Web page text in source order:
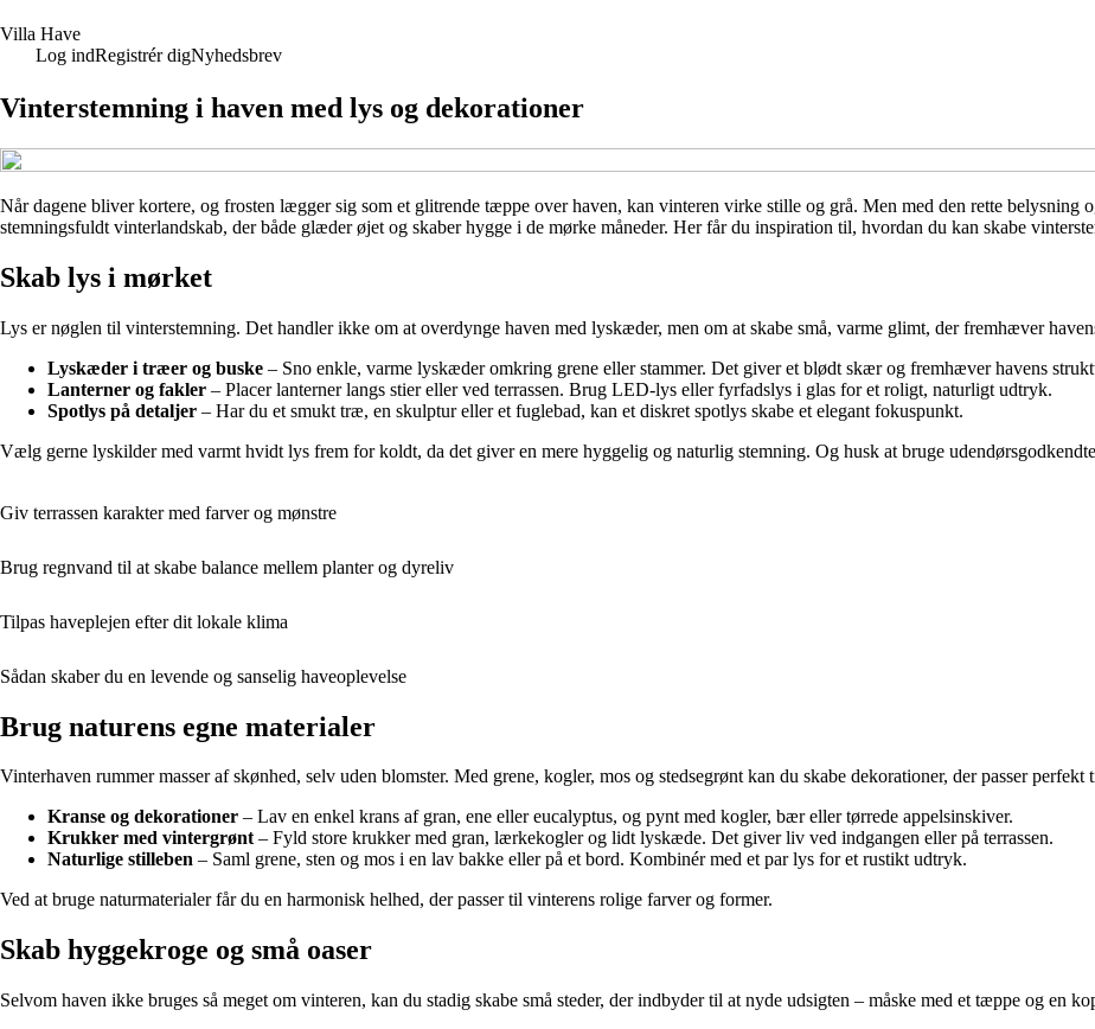
Villa Have
Log indRegistrér digNyhedsbrev
Vinterstemning i haven med lys og dekorationer
Når dagene bliver kortere, og frosten lægger sig som et glitrende tæppe over haven, kan vinteren virke stille og grå. Men med den rette belysning
stemningsfuldt vinterlandskab, der både glæder øjet og skaber hygge i de mørke måneder. Her får du inspiration til, hvordan du kan skabe
Skab lys i mørket
Lys er nøglen til vinterstemning. Det handler ikke om at overdynge haven med lyskæder, men om at skabe små, varme glimt, der fremhæver
Lyskæder i træer og buske – Sno enkle, varme lyskæder omkring grene eller stammer. Det giver et blødt skær og fremhæver havens
Lanterner og fakler – Placer lanterner langs stier eller ved terrassen. Brug LED-lys eller fyrfadslys i glas for et roligt, naturligt udtryk.
Spotlys på detaljer – Har du et smukt træ, en skulptur eller et fuglebad, kan et diskret spotlys skabe et elegant fokuspunkt.
Vælg gerne lyskilder med varmt hvidt lys frem for koldt, da det giver en mere hyggelig og naturlig stemning. Og husk at bruge
Giv terrassen karakter med farver og mønstre
Brug regnvand til at skabe balance mellem planter og dyreliv
Tilpas haveplejen efter dit lokale klima
Sådan skaber du en levende og sanselig haveoplevelse
Brug naturens egne materialer
Vinterhaven rummer masser af skønhed, selv uden blomster. Med grene, kogler, mos og stedsegrønt kan du skabe dekorationer, der passer perfekt
Kranse og dekorationer – Lav en enkel krans af gran, ene eller eucalyptus, og pynt med kogler, bær eller tørrede appelsinskiver.
Krukker med vintergrønt– Fyld store krukker med gran, lærkekogler og lidt lyskæde. Det giver liv ved indgangen eller på terrassen.
Naturlige stilleben – Saml grene, sten og mos i en lav bakke eller på et bord. Kombinér med et par lys for et rustikt udtryk.
Ved at bruge naturmaterialer får du en harmonisk helhed, der passer til vinterens rolige farver og former.
Skab hyggekroge og små oaser
Selvom haven ikke bruges så meget om vinteren, kan du stadig skabe små steder, der indbyder til at nyde udsigten – måske med et tæppe og en